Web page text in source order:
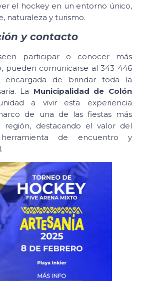
el hockey en un entorno único,
naturaleza y turismo.
y contacto
participar o conocer más
pueden comunicarse al 343 446
encargada de brindar toda la
La Municipalidad de Colón
a vivir esta experiencia
de una de las fiestas más
destacando el valor del
de encuentro y